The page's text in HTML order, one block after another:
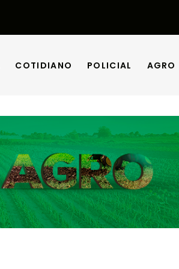
COTIDIANO POLICIAL AGRO
COTIDIANO POLICIAL AGRO